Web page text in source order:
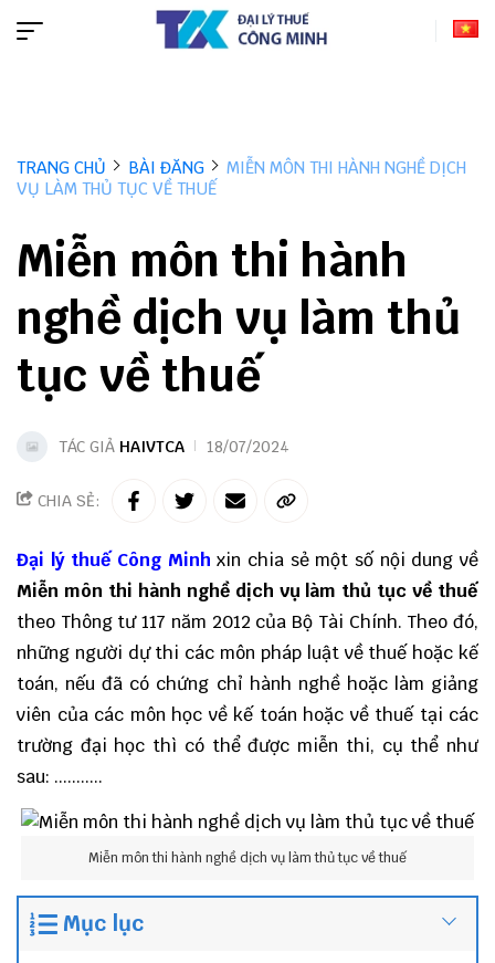
TRANG CHỦ BÀI ĐĂNG
MIỄN MÔN THI HÀNH NGHỀ DỊCH
VỤ LÀM THỦ TỤC VỀ THUẾ
Miễn môn thi hành
nghề dịch vụ làm thủ
tục về thuế
TÁC GIẢ HAIVTCA 18/07/2024
CHIA SẺ:
Đại lý thuế Công Minh xin chia sẻ một số nội dung về
Miễn môn thi hành nghề dịch vụ làm thủ tục về thuế
theo Thông tư 117 năm 2012 của Bộ Tài Chính. Theo đó,
những người dự thi các môn pháp luật về thuế hoặc kế
toán, nếu đã có chứng chỉ hành nghề hoặc làm giảng
viên của các môn học về kế toán hoặc về thuế tại các
trường đại học thì có thể được miễn thi, cụ thể như
sau: ...........
Miễn môn thi hành nghề dịch vụ làm thủ tục về thuế
Mục lục